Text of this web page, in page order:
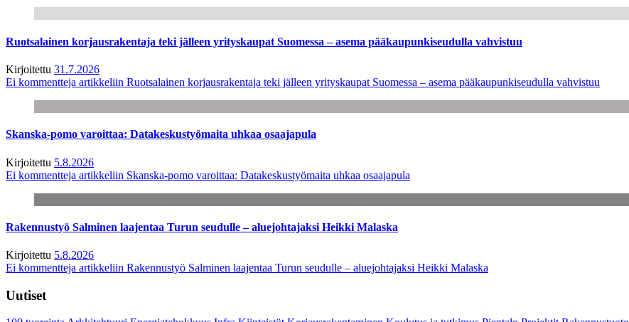
Ruotsalainen korjausrakentaja teki jälleen yrityskaupat Suomessa – asema pääkaupunkiseudulla vahvistuu
Kirjoitettu 31.7.2026
Ei kommentteja artikkeliin Ruotsalainen korjausrakentaja teki jälleen yrityskaupat Suomessa – asema pääkaupunkiseudulla vahvistuu
Skanska-pomo varoittaa: Datakeskustyömaita uhkaa osaajapula
Kirjoitettu 5.8.2026
Ei kommentteja artikkeliin Skanska-pomo varoittaa: Datakeskustyömaita uhkaa osaajapula
Rakennustyö Salminen laajentaa Turun seudulle – aluejohtajaksi Heikki Malaska
Kirjoitettu 5.8.2026
Ei kommentteja artikkeliin Rakennustyö Salminen laajentaa Turun seudulle – aluejohtajaksi Heikki Malaska
Uutiset